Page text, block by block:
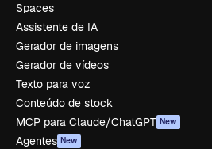
Spaces
Assistente de IA
Gerador de imagens
Gerador de vídeos
Texto para voz
Conteúdo de stock
MCP para Claude/ChatGPT New
Agentes New